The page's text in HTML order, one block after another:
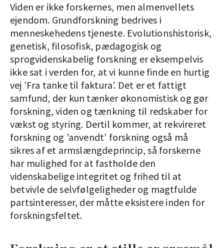
Viden er ikke forskernes, men almenvellets
ejendom. Grundforskning bedrives i
menneskehedens tjeneste. Evolutionshistorisk,
genetisk, filosofisk, pædagogisk og
sprogvidenskabelig forskning er eksempelvis
ikke sat i verden for, at vi kunne finde en hurtig
vej ’Fra tanke til faktura’. Det er et fattigt
samfund, der kun tænker økonomistisk og gør
forskning, viden og tænkning til redskaber for
vækst og styring. Dertil kommer, at rekvireret
forskning og ’anvendt’ forskning også må
sikres af et armslængdeprincip, så forskerne
har mulighed for at fastholde den
videnskabelige integritet og frihed til at
betvivle de selvfølgeligheder og magtfulde
partsinteresser, der måtte eksistere inden for
forskningsfeltet.